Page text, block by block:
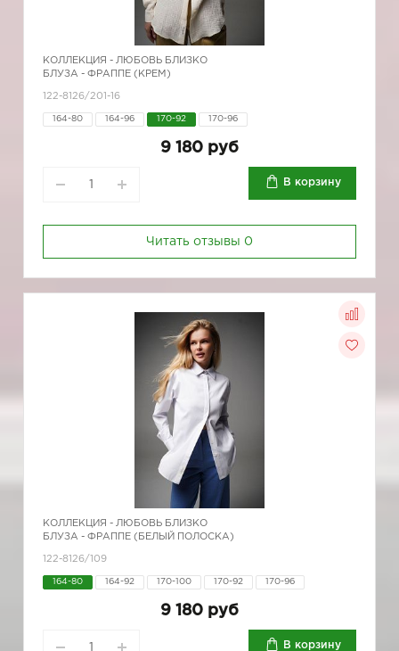
КОЛЛЕКЦИЯ - ЛЮБОВЬ БЛИЗКО
БЛУЗА - ФРАППЕ (КРЕМ)
122-8126/201-16
164-80 164-96 170-92 170-96
9 180 руб
В корзину
Читать отзывы 0
КОЛЛЕКЦИЯ - ЛЮБОВЬ БЛИЗКО
БЛУЗА - ФРАППЕ (БЕЛЫЙ ПОЛОСКА)
122-8126/109
164-80 164-92 170-100 170-92 170-96
9 180 руб
В корзину